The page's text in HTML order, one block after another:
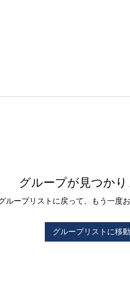
グループが見つか
ループリストに戻って、もう一度
グループリストに移動